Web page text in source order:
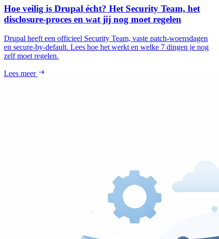
Hoe veilig is Drupal écht? Het Security Team, het
disclosure-proces en wat jij nog moet regelen
Drupal heeft een officieel Security Team, vaste patch-woensdagen
en secure-by-default. Lees hoe het werkt en welke 7 dingen je nog
zelf moet regelen.
Lees meer